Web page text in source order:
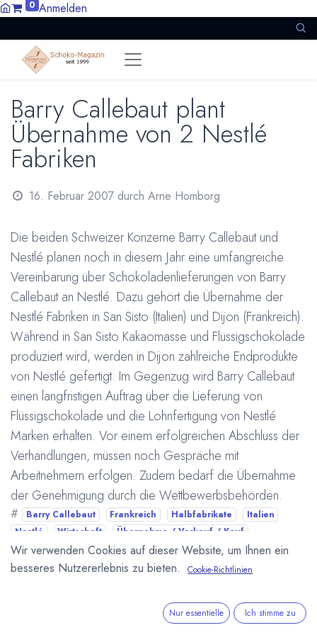
0 Anmelden
Barry Callebaut plant
Übernahme von 2 Nestlé
Fabriken
16. Februar 2007 durch Arne Homborg
Die beiden Schweizer Konzerne Barry Callebaut und
Nestlé planen noch in diesem Jahr eine umfangreiche
Vereinbarung über Schokoladenlieferungen von Barry
Callebaut an Nestlé. Dazu gehört die Übernahme der
Nestlé Fabriken in San Sisto (Italien) und Dijon (Frankreich).
Während in San Sisto Kakaomasse und Flüssigschokolade
produziert wird, werden in Dijon zahlreiche Endprodukte
von Nestlé gefertigt. Im Gegenzug wird Barry Callebaut
einen langfristigen Auftrag über die Lieferung von
Flüssigschokolade und die Lohnfertigung von Nestlé
Marken erhalten. Vor einem erfolgreichen Abschluss der
Verhandlungen, müssen noch Gespräche mit
Arbeitnehmern erfolgen. Zudem bedarf die Übernahme
der Genehmigung durch die Wettbewerbsbehörden.
# Barry Callebaut Frankreich Halbfabrikate
Italien
Nestlé
Wirtschaft Übernahme / Verkauf / Kauf
Arne Homborg 16. Februar 2007
Wir verwenden Cookies auf dieser Website, um Ihnen ein
besseres Nutzererlebnis zu bieten.
Cookie-Richtlinien
Nur essentielle Ich stimme zu